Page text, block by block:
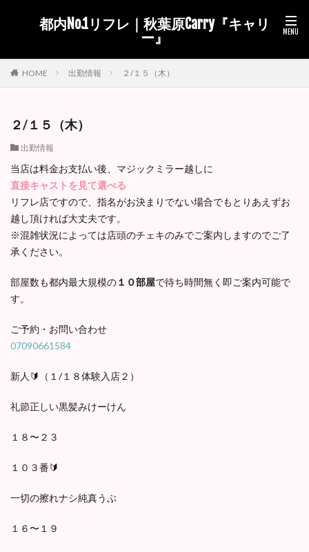
都内No.1リフレ｜秋葉原Carry『キャリ
ー』
HOME 出勤情報 ２/１５（木）
２/１５（木）
出勤情報
当店は料金お支払い後、マジックミラー越しに
直接キャストを見て選べる
リフレ店ですので、指名がお決まりでない場合でもとりあえずお
越し頂ければ大丈夫です。
※混雑状況によっては店頭のチェキのみでご案内しますのでご了
承ください。
部屋数も都内最大規模の１０部屋で待ち時間無く即ご案内可能で
す。
ご予約・お問い合わせ
07090661584
新人🔰（１/１８体験入店２）
礼節正しい黒髪みけーけん
１８〜２３
１０３番🔰
一切の擦れナシ純真うぶ
１６〜１９